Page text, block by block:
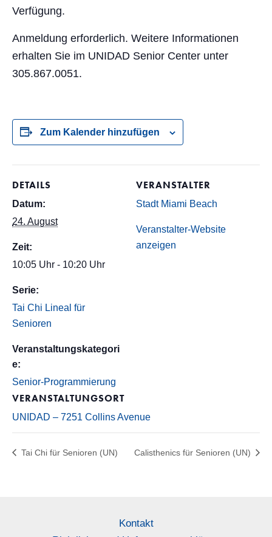
Verfügung.
Anmeldung erforderlich. Weitere Informationen
erhalten Sie im UNIDAD Senior Center unter
305.867.0051.
Zum Kalender hinzufügen
DETAILS
Datum:
24. August
Zeit:
10:05 Uhr - 10:20 Uhr
Serie:
Tai Chi Lineal für
Senioren
Veranstaltungskategori
e:
Senior-Programmierung
VERANSTALTUNGSORT
UNIDAD – 7251 Collins Avenue
VERANSTALTER
Stadt Miami Beach
Veranstalter-Website
anzeigen
Tai Chi für Senioren (UN) Calisthenics für Senioren (UN)
Kontakt